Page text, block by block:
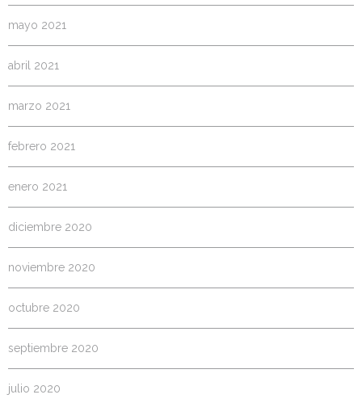
mayo 2021
abril 2021
marzo 2021
febrero 2021
enero 2021
diciembre 2020
noviembre 2020
octubre 2020
septiembre 2020
julio 2020